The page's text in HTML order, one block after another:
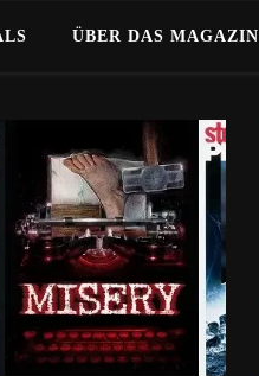
ÜBER DAS MAGAZIN